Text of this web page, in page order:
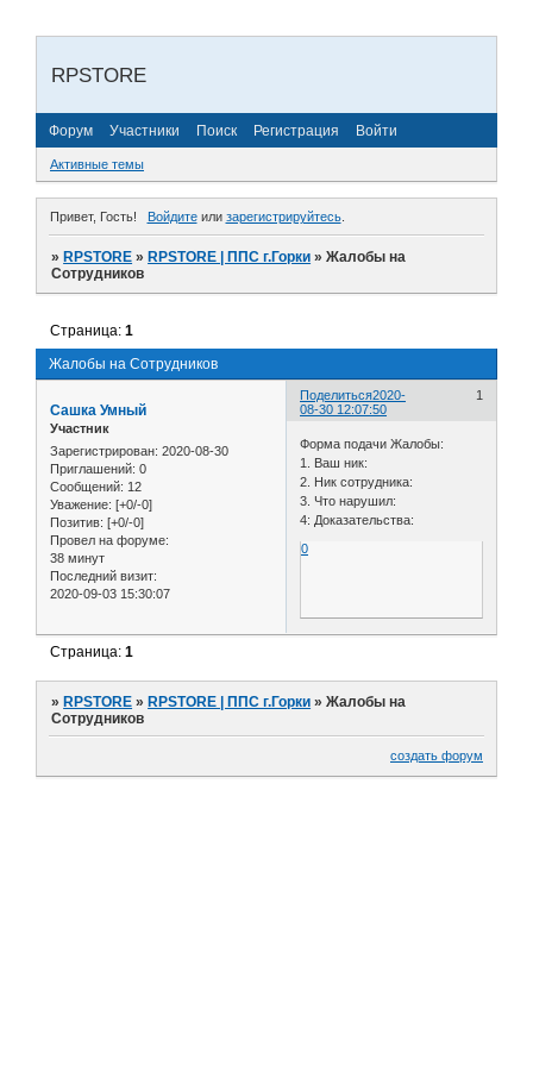
RPSTORE
Форум Участники Поиск Регистрация Войти
Активные темы
Привет, Гость! Войдитеили зарегистрируйтесь.
»RPSTORE »RPSTORE | ППС г.Горки »Жалобы на
Сотрудников
Жалобы на Сотрудников
Страница:1
Поделиться 1
2020-
08-30 12:07:50
Сашка Умный
Участник
Зарегистрирован: 2020-08-30
Приглашений: 0
Сообщений: 12
Уважение: [+0/-0]
Позитив: [+0/-0]
Провел на форуме:
38 минут
Последний визит:
2020-09-03 15:30:07
Форма подачи Жалобы:
1. Ваш ник:
2. Ник сотрудника:
3. Что нарушил:
4: Доказательства:
0
Страница:1
»RPSTORE »RPSTORE | ППС г.Горки »Жалобы на
Сотрудников
создать форум